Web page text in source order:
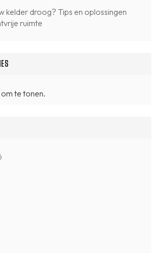
kelder droog? Tips en oplossingen
ruimte
te tonen.